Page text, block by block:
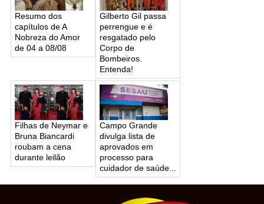
Resumo dos
capítulos de A
Nobreza do Amor
de 04 a 08/08
Gilberto Gil passa
perrengue e é
resgatado pelo
Corpo de
Bombeiros.
Entenda!
Filhas de Neymar e
Bruna Biancardi
roubam a cena
durante leilão
Campo Grande
divulga lista de
aprovados em
processo para
cuidador de saúde...